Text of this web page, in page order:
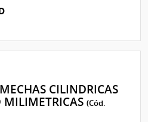
CILINDRICAS
MILIMETRICAS(Cód.